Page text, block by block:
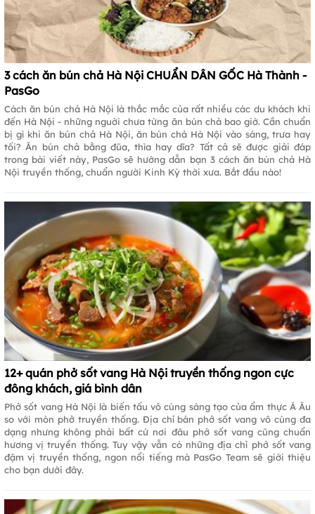
3 cách ăn bún chả Hà Nội CHUẨN DÂN GỐC Hà Thành -
PasGo
Cách ăn bún chả Hà Nội là thắc mắc của rất nhiều các du khách khi
đến Hà Nội - những nguời chưa từng ăn bún chả bao giờ. Cần chuẩn
bị gì khi ăn bún chả Hà Nội, ăn bún chả Hà Nội vào sáng, trưa hay
tối? Ăn bún chả bằng đũa, thìa hay dĩa? Tất cả sẽ được giải đáp
trong bài viết này, PasGo sẽ hướng dẫn bạn 3 cách ăn bún chả Hà
Nội truyền thống, chuẩn người Kinh Kỳ thời xưa. Bắt đầu nào!
12+ quán phở sốt vang Hà Nội truyền thống ngon cực
đông khách, giá bình dân
Phở sốt vang Hà Nội là biến tấu vô cùng sáng tạo của ẩm thực Á Âu
so với món phở truyền thống. Địa chỉ bán phở sốt vang vô cùng đa
dạng nhưng không phải bất cứ nơi đâu phở sốt vang cũng chuẩn
hương vị truyền thống. Tuy vậy vẫn có những địa chỉ phở sốt vang
đậm vị truyền thống, ngon nổi tiếng mà PasGo Team sẽ giới thiệu
cho bạn dưới đây.